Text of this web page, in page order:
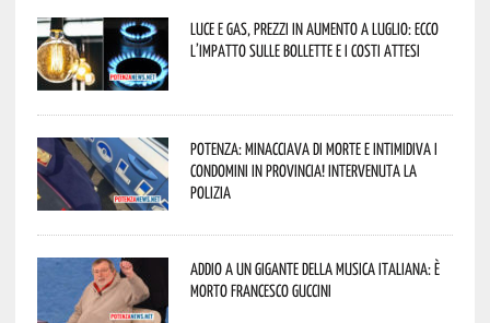
Luce e gas, prezzi in aumento a luglio: ecco
l’impatto sulle bollette e i costi attesi
Potenza: minacciava di morte e intimidiva i
condomini in provincia! Intervenuta la
Polizia
Addio a un gigante della musica italiana: è
morto Francesco Guccini